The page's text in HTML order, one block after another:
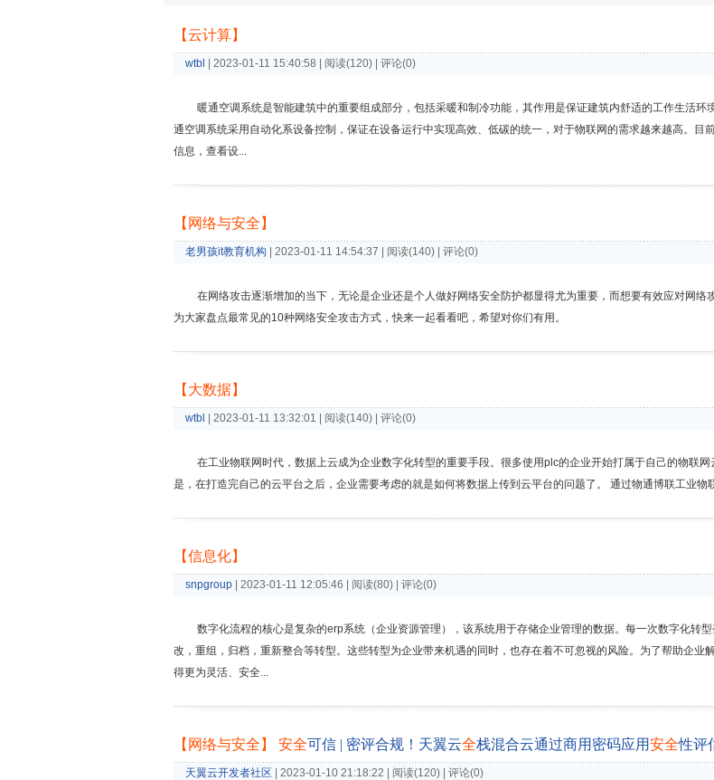
【云计算】
wtbl | 2023-01-11 15:40:58 | 阅读(120) | 评论(0)
暖通空调系统是智能建筑中的重要组成部分，包括采暖和制冷功能，其作用是保证建筑内舒适的工作生活
通空调系统采用自动化系设备控制，保证在设备运行中实现高效、低碳的统一，对于物联网的需求越来越高。目
信息，查看设...
【网络与安全】
老男孩it教育机构 | 2023-01-11 14:54:37 | 阅读(140) | 评论(0)
在网络攻击逐渐增加的当下，无论是企业还是个人做好网络安全防护都显得尤为重要，而想要有效应对网
为大家盘点最常见的10种网络安全攻击方式，快来一起看看吧，希望对你们有用。
【大数据】
wtbl | 2023-01-11 13:32:01 | 阅读(140) | 评论(0)
在工业物联网时代，数据上云成为企业数字化转型的重要手段。很多使用plc的企业开始打属于自己的物联
是，在打造完自己的云平台之后，企业需要考虑的就是如何将数据上传到云平台的问题了。 通过物通博联工业
【信息化】
snpgroup | 2023-01-11 12:05:46 | 阅读(80) | 评论(0)
数字化流程的核心是复杂的erp系统（企业资源管理），该系统用于存储企业管理的数据。每一次数字化转
改，重组，归档，重新整合等转型。这些转型为企业带来机遇的同时，也存在着不可忽视的风险。为了帮助企业
得更为灵活、安全...
【网络与安全】 安全可信 | 密评合规！天翼云全栈混合云通过商用密码应用安全性评
天翼云开发者社区 | 2023-01-10 21:18:22 | 阅读(120) | 评论(0)